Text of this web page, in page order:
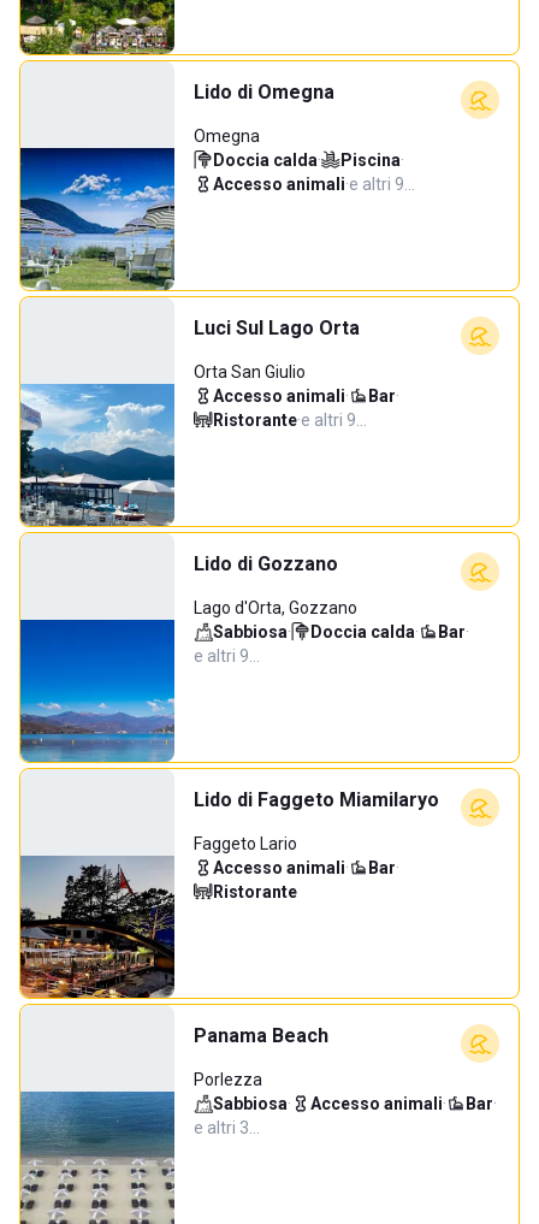
Lido di Omegna
Omegna
Doccia calda· Piscina·
Accesso animali·e altri 9…
Luci Sul Lago Orta
Orta San Giulio
Accesso animali· Bar·
Ristorante·e altri 9…
Lido di Gozzano
Lago d'Orta, Gozzano
Sabbiosa· Doccia calda· Bar·
e altri 9…
Lido di Faggeto Miamilaryo
Faggeto Lario
Accesso animali· Bar·
Ristorante
Panama Beach
Porlezza
Sabbiosa· Accesso animali· Bar·
e altri 3…